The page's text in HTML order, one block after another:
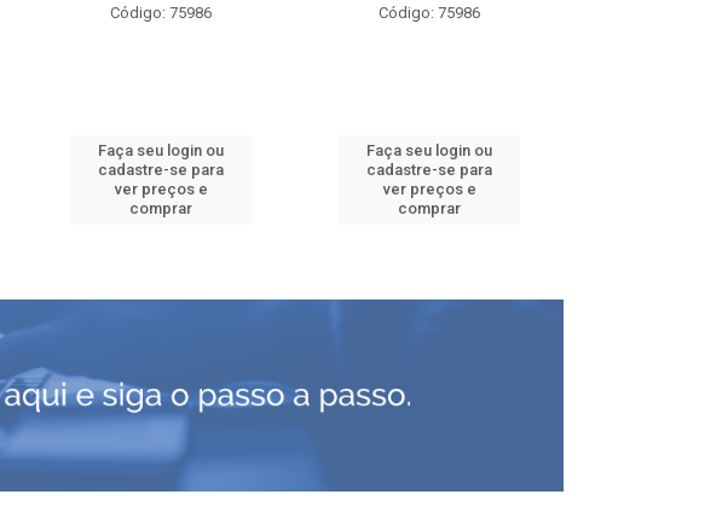
Código: 75986
Faça seu login ou
cadastre-se para
ver preços e
comprar
Código: 75986
Faça seu login ou
cadastre-se para
ver preços e
comprar